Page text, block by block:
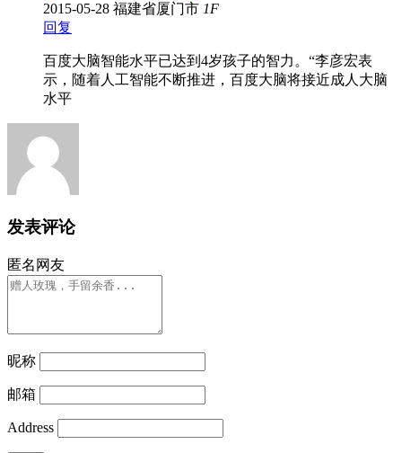
2015-05-28 福建省厦门市 1F
回复
百度大脑智能水平已达到4岁孩子的智力。“李彦宏表
示，随着人工智能不断推进，百度大脑将接近成人大脑
水平
发表评论
匿名网友
昵称
邮箱
Address